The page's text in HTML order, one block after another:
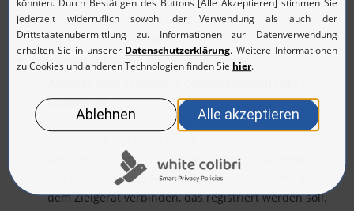
erforderlichen Einstellungen vorkonfiguriert und in
die Geräteverwaltung eingegliedert.
Massenregistrierung für Android-Geräte
Enrollment
Android-Geräte, die die NFC-Funktion unterstützen,
Administrator muss dazu lediglich ein Smartphone,
das die Rolle eines Admin-Gerätes übernimmt, mit
dem Zielgerät verbinden, das registriert werden soll.